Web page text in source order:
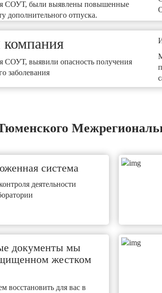
СОУТ, были выявлены повышенные
дополнительного отпуска.
СОУТ, выявили опасность получения
заболевания
система
деятельности
документы мы
жестком
восстановить для вас в